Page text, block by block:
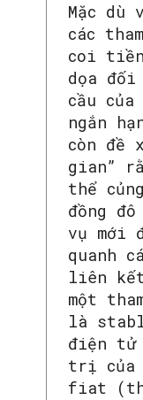
Mặc dù
các
coi
dọa
cầu
ngắn
còn đề
gian”
thể
đồng
vụ mới
quanh
liên
một
là
điện tử
trị của
fiat